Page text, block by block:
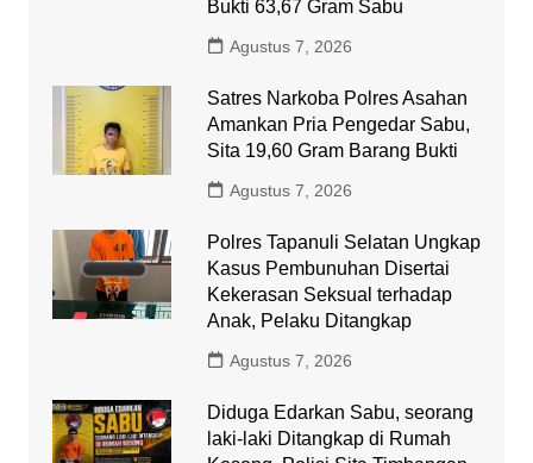
Bukti 63,67 Gram Sabu
Agustus 7, 2026
Satres Narkoba Polres Asahan
Amankan Pria Pengedar Sabu,
Sita 19,60 Gram Barang Bukti
Agustus 7, 2026
Polres Tapanuli Selatan Ungkap
Kasus Pembunuhan Disertai
Kekerasan Seksual terhadap
Anak, Pelaku Ditangkap
Agustus 7, 2026
Diduga Edarkan Sabu, seorang
laki-laki Ditangkap di Rumah